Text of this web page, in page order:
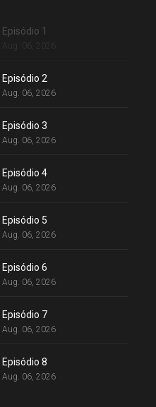
Episódio 1
Episódio 2
Aug. 06, 2026
Episódio 3
Aug. 06, 2026
Episódio 4
Aug. 06, 2026
Episódio 5
Aug. 06, 2026
Episódio 6
Aug. 06, 2026
Episódio 7
Aug. 06, 2026
Episódio 8
Aug. 06, 2026